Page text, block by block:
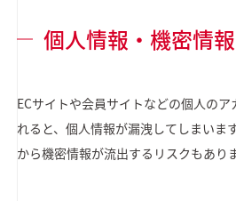
個人情報・機密情
ECサイトや会員サイトなどの個人の
れると、個人情報が漏洩してしまいま
から機密情報が流出するリスクもありま